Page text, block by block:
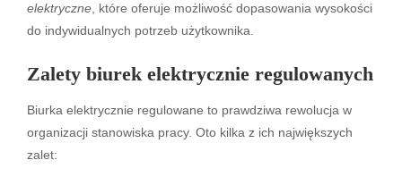
elektryczne , które oferuje możliwość dopasowania wysokości
do indywidualnych potrzeb użytkownika.
Zalety biurek elektrycznie regulowanych
Biurka elektrycznie regulowane to prawdziwa rewolucja w
organizacji stanowiska pracy. Oto kilka z ich największych
zalet: